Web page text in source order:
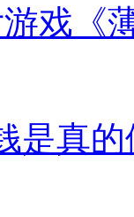
戏《
是真的